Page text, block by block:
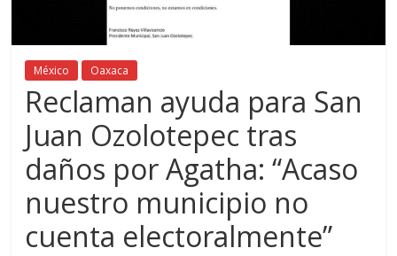
México Oaxaca
Reclaman ayuda para San
Juan Ozolotepec tras
daños por Agatha: “Acaso
nuestro municipio no
cuenta electoralmente”